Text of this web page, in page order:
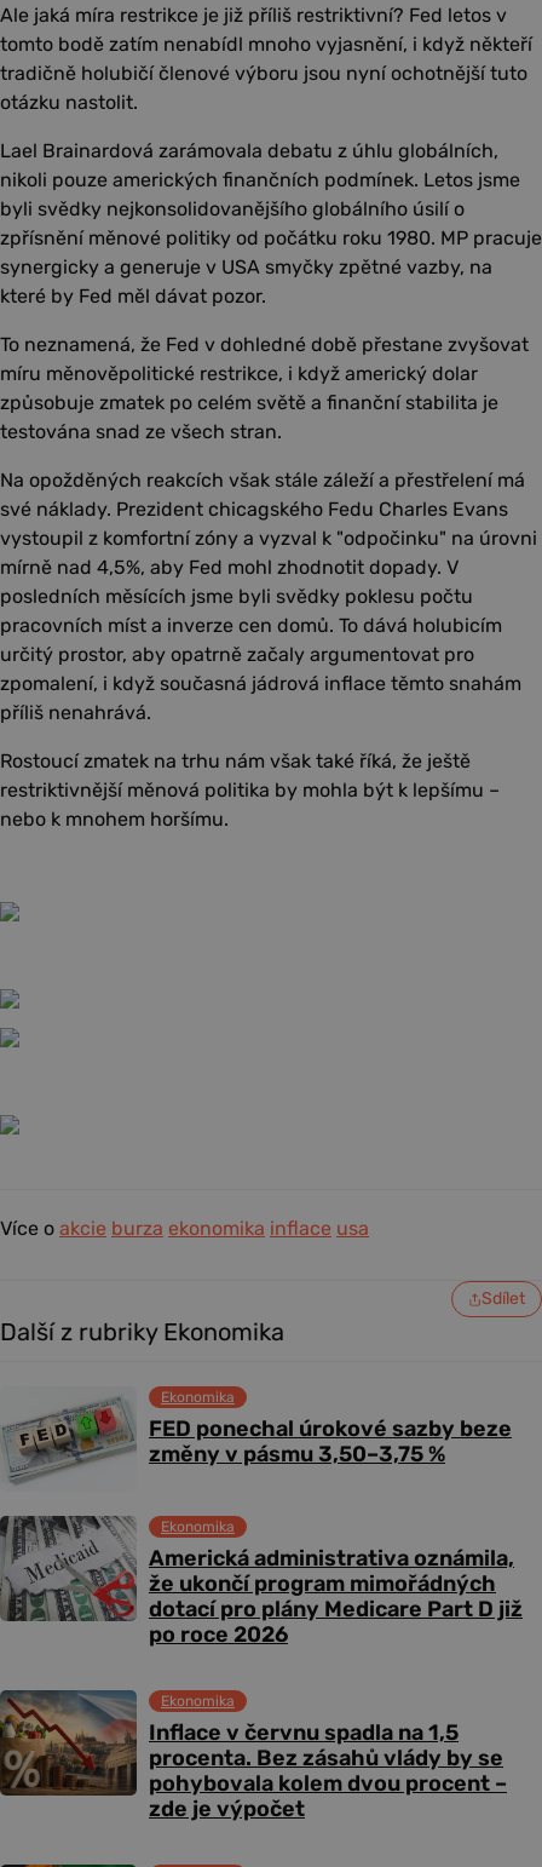
Ale jaká míra restrikce je již příliš restriktivní? Fed letos v
tomto bodě zatím nenabídl mnoho vyjasnění, i když někteří
tradičně holubičí členové výboru jsou nyní ochotnější tuto
otázku nastolit.
Lael Brainardová zarámovala debatu z úhlu globálních,
nikoli pouze amerických finančních podmínek. Letos jsme
byli svědky nejkonsolidovanějšího globálního úsilí o
zpřísnění měnové politiky od počátku roku 1980. MP pracuje
synergicky a generuje v USA smyčky zpětné vazby, na
které by Fed měl dávat pozor.
To neznamená, že Fed v dohledné době přestane zvyšovat
míru měnověpolitické restrikce, i když americký dolar
způsobuje zmatek po celém světě a finanční stabilita je
testována snad ze všech stran.
Na opožděných reakcích však stále záleží a přestřelení má
své náklady. Prezident chicagského Fedu Charles Evans
vystoupil z komfortní zóny a vyzval k "odpočinku" na úrovni
mírně nad 4,5%, aby Fed mohl zhodnotit dopady. V
posledních měsících jsme byli svědky poklesu počtu
pracovních míst a inverze cen domů. To dává holubicím
určitý prostor, aby opatrně začaly argumentovat pro
zpomalení, i když současná jádrová inflace těmto snahám
příliš nenahrává.
Rostoucí zmatek na trhu nám však také říká, že ještě
restriktivnější měnová politika by mohla být k lepšímu –
nebo k mnohem horšímu.
Více o akcie burza ekonomika inflace usa
Sdílet
Další z rubriky Ekonomika
FED ponechal úrokové sazby beze
změny v pásmu 3,50–3,75 %
Ekonomika
Americká administrativa oznámila,
že ukončí program mimořádných
dotací pro plány Medicare Part D již
po roce 2026
Ekonomika
Inflace v červnu spadla na 1,5
procenta. Bez zásahů vlády by se
pohybovala kolem dvou procent –
zde je výpočet
Ekonomika